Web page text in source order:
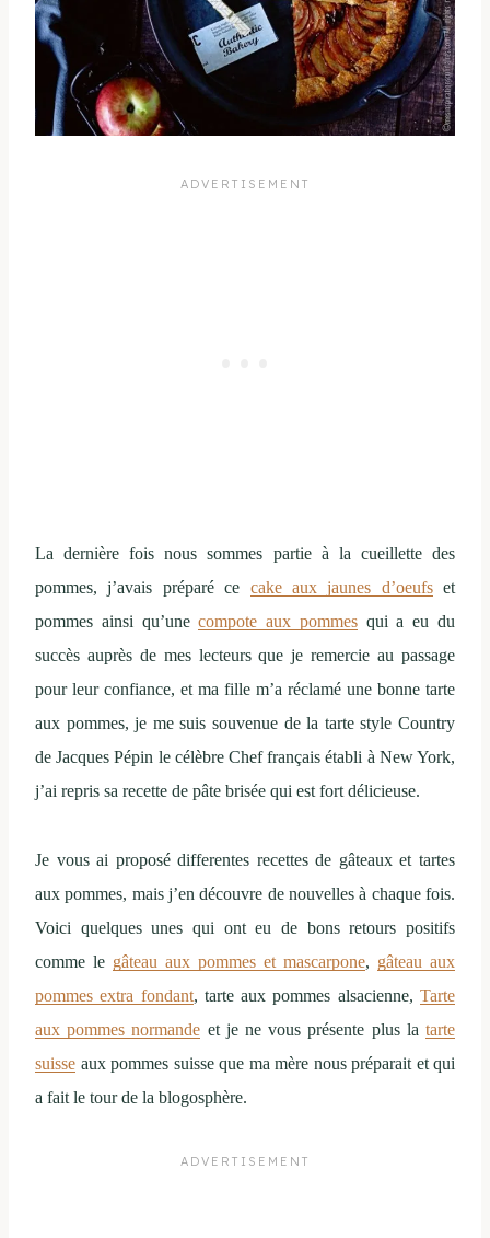
La dernière fois nous sommes partie à la cueillette des
pommes, j’avais préparé ce cake aux jaunes d’oeufset
pommes ainsi qu’unecompote aux pommesqui a eu du
succès auprès de mes lecteurs que je remercie au passage
pour leur confiance, et ma fille m’a réclamé une bonne tarte
aux pommes, je me suis souvenue de la tarte style Country
de Jacques Pépin le célèbre Chef français établi à New York,
j’ai repris sa recette de pâte brisée qui est fort délicieuse.
Je vous ai proposé differentes recettes de gâteaux et tartes
aux pommes, mais j’en découvre de nouvelles à chaque fois.
Voici quelques unes qui ont eu de bons retours positifs
comme le gâteau aux pommes et mascarpone, gâteau aux
pommes extra fondant, tarte aux pommes alsacienne,Tarte
aux pommes normande et je ne vous présente plus latarte
suisse aux pommes suisse que ma mère nous préparait et qui
a fait le tour de la blogosphère.